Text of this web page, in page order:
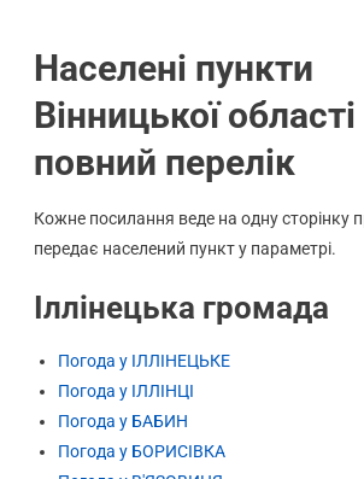
Населені пункти
Вінницької
повний перелік
Кожне посилання веде на одну сторінку
передає населений пункт у параметрі.
Іллінецька громада
Погода у ІЛЛІНЕЦЬКЕ
Погода у ІЛЛІНЦІ
Погода у БАБИН
Погода у БОРИСІВКА